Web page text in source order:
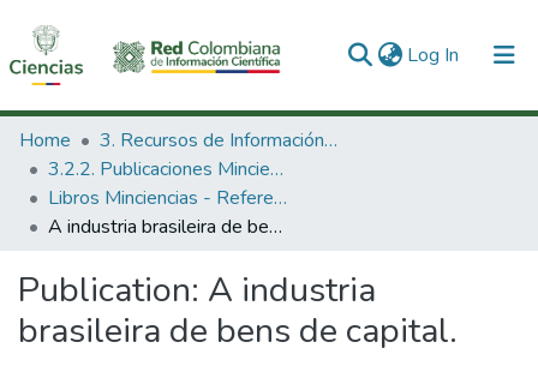
Log In (current)
Communities & Collections
All of DSpace
Statistics
Home
3. Recursos de Información Científica y Tecnológica
3.2.2. Publicaciones Minciencias
Libros Minciencias - Referenciales
A industria brasileira de bens de capital.
Publication: A industria
brasileira de bens de capital.